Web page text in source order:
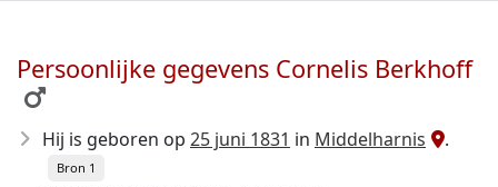
Persoonlijke gegevens Cornelis Berkhoff
Hij is geboren op 25 juni 1831 in Middelharnis .
Bron 1